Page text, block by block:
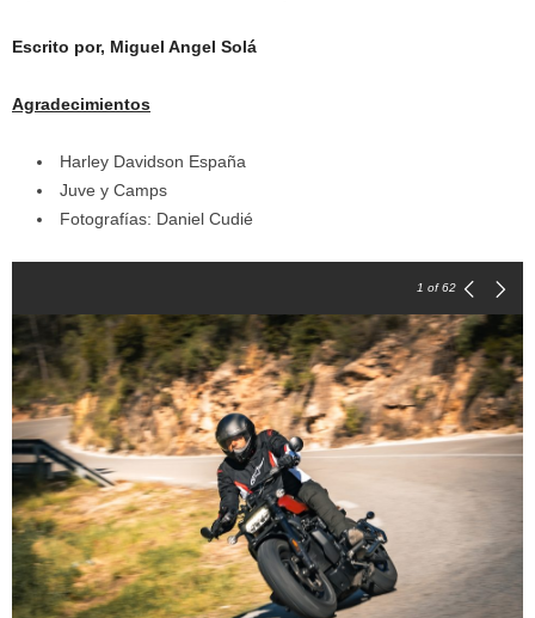
Escrito por, Miguel Angel Solá
Agradecimientos
Harley Davidson España
Juve y Camps
Fotografías: Daniel Cudié
1 of 62